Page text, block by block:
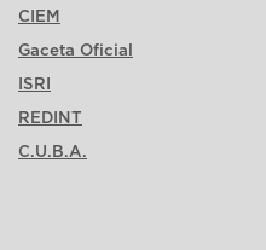
CIEM
Gaceta Oficial
ISRI
REDINT
C.U.B.A.